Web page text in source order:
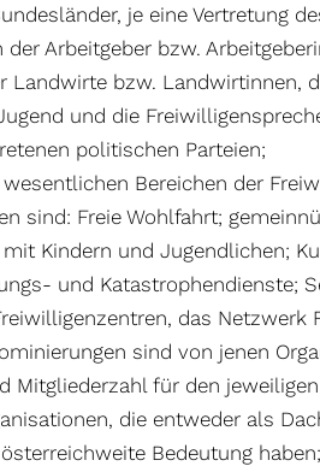
je eine Vertretung
Arbeitgeber bzw.
Landwirte bzw. Landwirtinnen,
und die
politischen Parteien;
Bereichen der
sind: Freie Wohlfahrt;
mit Kindern und Jugendlichen;
und Katastrophendienste;
das Netzwerk
sind von jenen
Mitgliederzahl für den
die entweder als
Bedeutung haben;